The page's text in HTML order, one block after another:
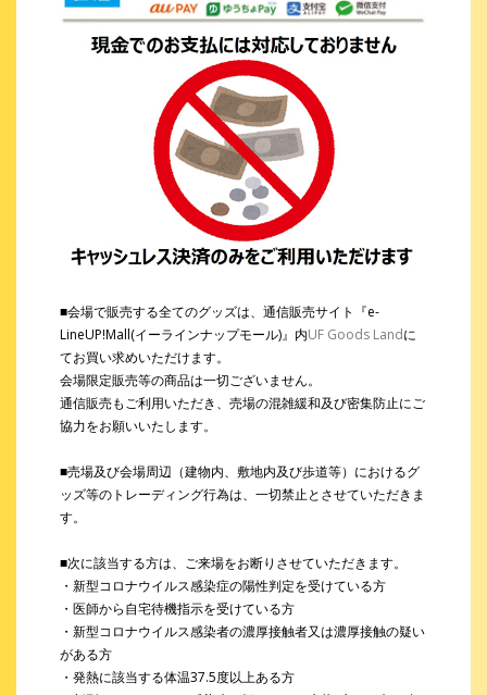
■会場で販売する全てのグッズは、通信販売サイト『e-
LineUP!Mall(イーラインナップモール)』内UF Goods Landに
てお買い求めいただけます。
会場限定販売等の商品は一切ございません。
通信販売もご利用いただき、売場の混雑緩和及び密集防止にご
協力をお願いいたします。
■売場及び会場周辺（建物内、敷地内及び歩道等）におけるグ
ッズ等のトレーディング行為は、一切禁止とさせていただきま
す。
■次に該当する方は、ご来場をお断りさせていただきます。
・新型コロナウイルス感染症の陽性判定を受けている方
・医師から自宅待機指示を受けている方
・新型コロナウイルス感染者の濃厚接触者又は濃厚接触の疑い
がある方
・発熱に該当する体温37.5度以上ある方